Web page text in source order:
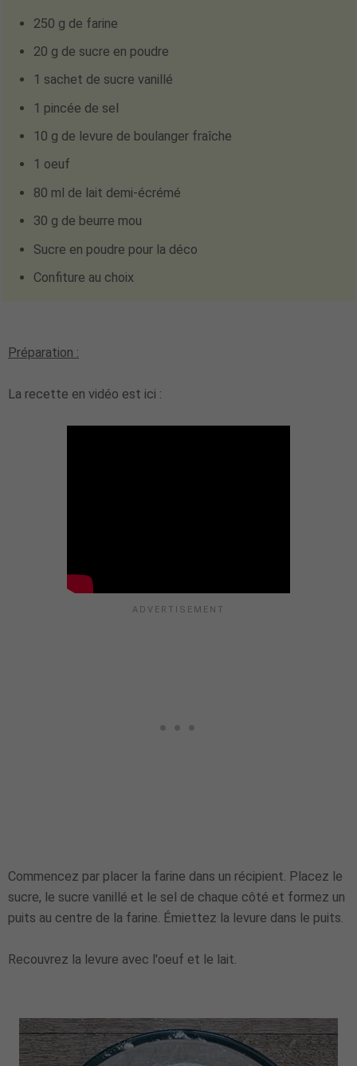
250 g de farine
20 g de sucre en poudre
1 sachet de sucre vanillé
1 pincée de sel
10 g de levure de boulanger fraîche
1 oeuf
80 ml de lait demi-écrémé
30 g de beurre mou
Sucre en poudre pour la déco
Confiture au choix
Préparation :
La recette en vidéo est ici :
Commencez par placer la farine dans un récipient. Placez le
sucre, le sucre vanillé et le sel de chaque côté et formez un
puits au centre de la farine. Émiettez la levure dans le puits.
Recouvrez la levure avec l'oeuf et le lait.